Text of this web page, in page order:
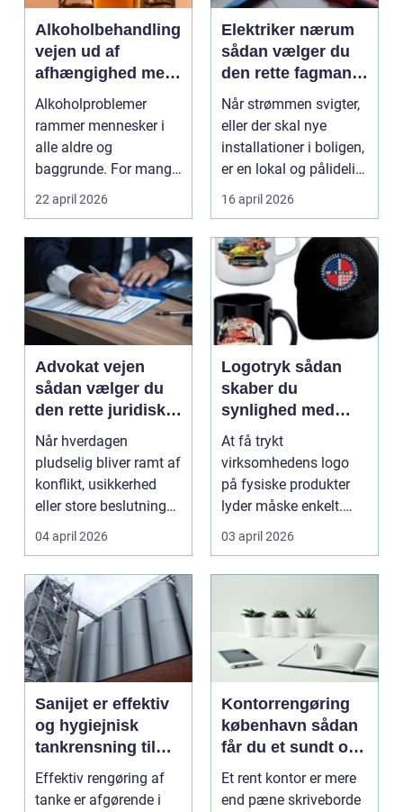
Alkoholbehandling
vejen ud af
afhængighed med
professionel støtte
Alkoholproblemer
rammer mennesker i
alle aldre og
baggrunde. For mange
starter det med
hyggedrik på ...
22 april 2026
Elektriker nærum
sådan vælger du
den rette fagmand
til dine el-opgaver
Når strømmen svigter,
eller der skal nye
installationer i boligen,
er en lokal og pålidelig
elektrik...
16 april 2026
Advokat vejen
sådan vælger du
den rette juridiske
hjælp lokalt
Når hverdagen
pludselig bliver ramt af
konflikt, usikkerhed
eller store beslutninger,
kan en lokal a...
04 april 2026
Logotryk sådan
skaber du
synlighed med
simple midler
At få trykt
virksomhedens logo
på fysiske produkter
lyder måske enkelt.
Men gjort rigtigt kan
logotr...
03 april 2026
Sanijet er effektiv
og hygiejnisk
tankrensning til
krævende
industrier
Effektiv rengøring af
tanke er afgørende i
Kontorrengøring
københavn sådan
får du et sundt og
præsentabelt
arbejdsmiljø
Et rent kontor er mere
end pæne skriveborde